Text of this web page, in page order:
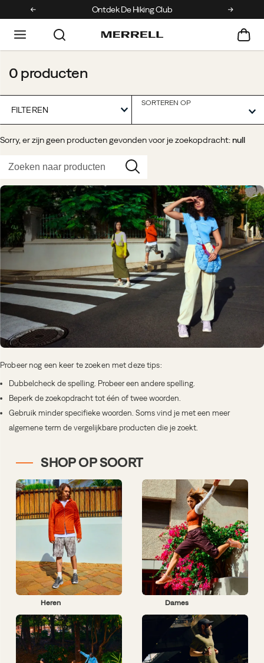
Ontdek De Hiking Club Krijg 10%
0 producten
FILTEREN
SORTEREN OP
Sorry, er zijn geen producten gevonden voor je zoekopdracht:null
Probeer nog een keer te zoeken met deze tips:
Dubbelcheck de spelling. Probeer een andere spelling.
Beperk de zoekopdracht tot één of twee woorden.
Gebruik minder specifieke woorden. Soms vind je met een meer
algemene term de vergelijkbare producten die je zoekt.
SHOP OP SOORT
Heren Dames